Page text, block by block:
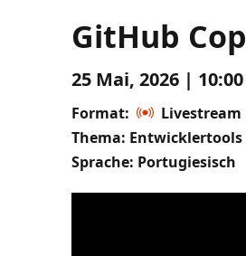
GitHub
25 Mai, 2026 |
Format:
Livestream
Thema: Entwicklertools
Sprache: Portugiesisch